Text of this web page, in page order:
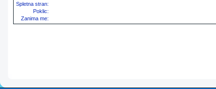
Spletna stran:
Poklic:
Zanima me: